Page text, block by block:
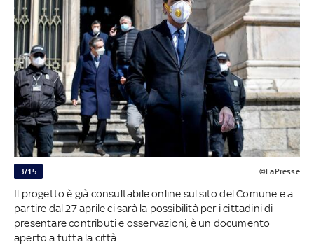
3/15 ©LaPresse
Il progetto è già consultabile online sul sito del Comune e a
partire dal 27 aprile ci sarà la possibilità per i cittadini di
presentare contributi e osservazioni, è un documento
aperto a tutta la città.